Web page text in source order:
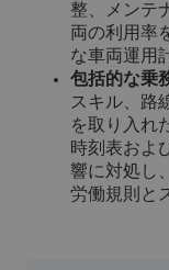
整、メンテ
両の利用率
な車両運用
包括的な乗
スキル、路
を取り入れ
時刻表およ
響に対処し
労働規則と